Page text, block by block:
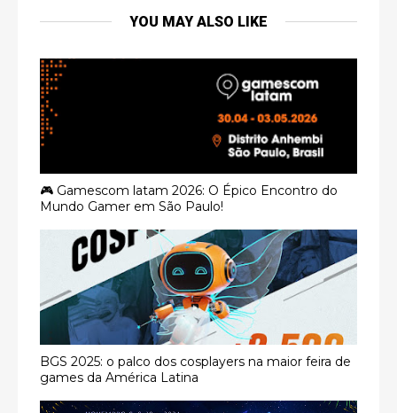
YOU MAY ALSO LIKE
🎮 Gamescom latam 2026: O Épico Encontro do
Mundo Gamer em São Paulo!
BGS 2025: o palco dos cosplayers na maior feira de
games da América Latina